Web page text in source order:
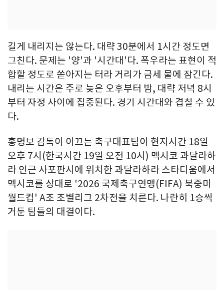
길게 내리지는 않는다. 대략 30분에서 1시간 정도면
그친다. 문제는 '양'과 '시간대'다. 폭우라는 표현이 적
합할 정도로 쏟아지는 터라 거리가 금세 물에 잠긴다.
내리는 시간은 주로 늦은 오후부터 밤, 대략 저녁 8시
부터 자정 사이에 집중된다. 경기 시간대와 겹칠 수 있
다.
홍명보 감독이 이끄는 축구대표팀이 현지시간 18일
오후 7시(한국시간 19일 오전 10시) 멕시코 과달라하
라 인근 사포판시에 위치한 과달라하라 스타디움에서
멕시코를 상대로 '2026 국제축구연맹(FIFA) 북중미
월드컵' A조 조별리그 2차전을 치른다. 나란히 1승씩
거둔 팀들의 대결이다.